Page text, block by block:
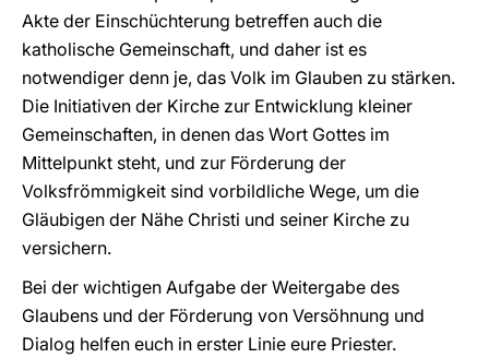
Akte der Einschüchterung betreffen auch die
katholische Gemeinschaft, und daher ist es
notwendiger denn je, das Volk im Glauben zu stärken.
Die Initiativen der Kirche zur Entwicklung kleiner
Gemeinschaften, in denen das Wort Gottes im
Mittelpunkt steht, und zur Förderung der
Volksfrömmigkeit sind vorbildliche Wege, um die
Gläubigen der Nähe Christi und seiner Kirche zu
versichern.
Bei der wichtigen Aufgabe der Weitergabe des
Glaubens und der Förderung von Versöhnung und
Dialog helfen euch in erster Linie eure Priester.